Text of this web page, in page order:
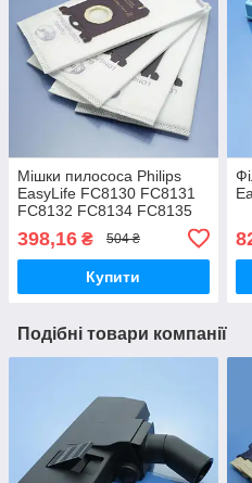
Мішки пилососа Philips
EasyLife FC8130 FC8131
FC8132 FC8134 FC8135
FC8136 FC8137 FC8138
одноразові 4шт
398,16 ₴ 504 ₴
Купити
Подібні товари компанії